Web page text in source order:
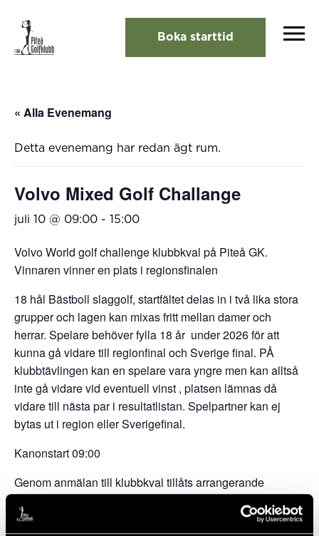
Boka starttid
« Alla Evenemang
Detta evenemang har redan ägt rum.
Volvo Mixed Golf Challange
juli 10 @ 09:00 - 15:00
Volvo World golf challenge klubbkval på Piteå GK.
Vinnaren vinner en plats i regionsfinalen
18 hål Bästboll slaggolf, startfältet delas in i två lika stora
grupper och lagen kan mixas fritt mellan damer och
herrar. Spelare behöver fylla 18 år under 2026 för att
kunna gå vidare till regionfinal och Sverige final. PÅ
klubbtävlingen kan en spelare vara yngre men kan alltså
inte gå vidare vid eventuell vinst , platsen lämnas då
vidare till nästa par i resultatlistan. Spelpartner kan ej
bytas ut i region eller Sverigefinal.
Kanonstart 09:00
Genom anmälan till klubbkval tillåts arrangerande
golfklubb att vidarebefordra deltagaruppgifter till
tävlingsledningen på Volvo Car Sverige.